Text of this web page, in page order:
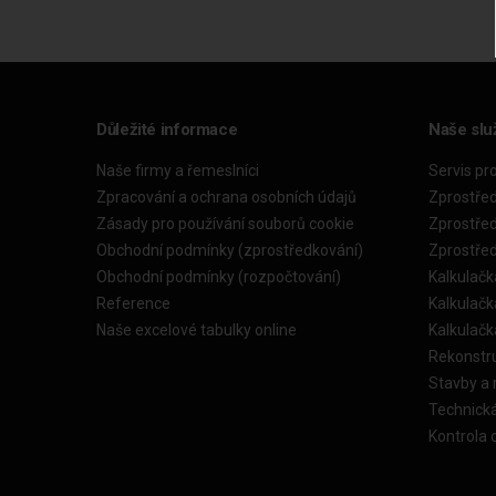
Důležité informace
Naše firmy a řemeslníci
Zpracování a ochrana osobních údajů
Zásady pro používání souborů cookie
Obchodní podmínky (zprostředkování)
Obchodní podmínky (rozpočtování)
Reference
Naše excelové tabulky online
Naše
Servis
Stavby a
Kontrola